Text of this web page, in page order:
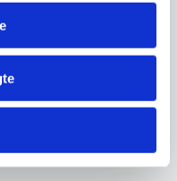
Vi prismatcher